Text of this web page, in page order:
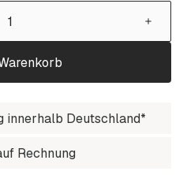
innerhalb Deutschland*
Rechnung